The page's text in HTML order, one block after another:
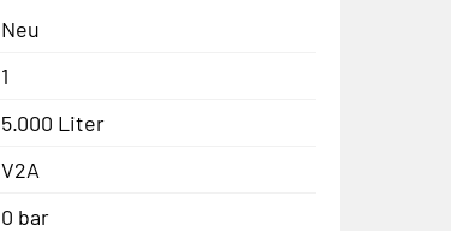
Neu
1
5.000 Liter
V2A
0 bar